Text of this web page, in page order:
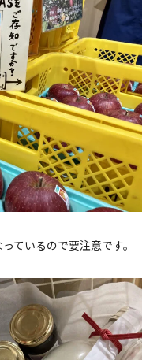
ているので要注意です。